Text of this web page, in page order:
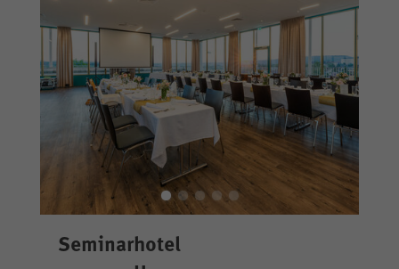
Seminarhotel